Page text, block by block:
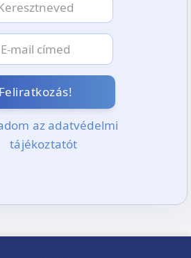
Feliratkozás!
az adatvédelmi
tájékoztatót